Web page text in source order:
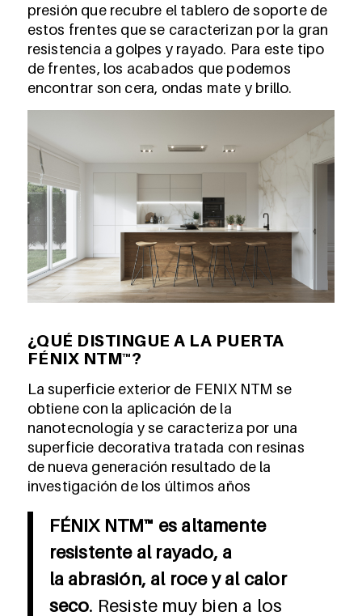
presión que recubre el tablero de soporte de
estos frentes que se caracterizan por la gran
resistencia a golpes y rayado. Para este tipo
de frentes, los acabados que podemos
encontrar son cera, ondas mate y brillo.
¿QUÉ DISTINGUE A LA PUERTA
FÉNIX NTM™?
La superficie exterior de FENIX NTM se
obtiene con la aplicación de la
nanotecnología y se caracteriza por una
superficie decorativa tratada con resinas
de nueva generación resultado de la
investigación de los últimos años
FÉNIX NTM™ es altamente
resistente al rayado, a
la abrasión, al roce y al calor
seco. Resiste muy bien a los